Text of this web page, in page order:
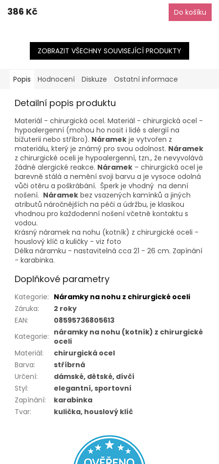
386 Kč Do košíku
ZOBRAZIT VŠECHNY SOUVISEJÍCÍ PRODUKTY
Popis Hodnocení Diskuze Ostatní informace
Detailní popis produktu
Materiál - chirurgická ocel. Materiál - chirurgická ocel -
hypoalergenní (mohou ho nosit i lidé s alergií na
bižuterii nebo stříbro). Náramek je vytvořen z
materiálu, který je známý pro svou odolnost. Náramek
z chirurgické oceli je hypoalergenní, tzn., že nevyvolává
žádné alergické reakce. Náramek – chirurgická ocel je
barevně stálá a nemění svoji barvu a je vysoce odolná
vůči otěru a poškrábání. Šperk je vhodný na denní
nošení. Náramek bez vsazených kamínků a jiných
atributů náročnějších na péči a údržbu, je klasikou
vhodnou pro každodenní nošení včetně kontaktu s
vodou.
Krásný náramek na nohu (kotník) z chirurgické oceli -
houslový klíč a kuličky - viz foto
Délka náramku - nastavitelná cca 21 - 26 cm. Zapínání
- karabinka.
Doplňkové parametry
Kategorie: Náramky na nohu z chirurgické oceli
Záruka:
2 roky
EAN:
08595736805613
Kategorie: náramky na nohu (kotník) z chirurgické
oceli
Materiál:
chirurgická ocel
Barva:
stříbrná
Určení:
dámské, dětské, dívčí
Styl:
elegantní, sportovní
Zapínání:
karabinka
Tvar: kulička, houslový klíč